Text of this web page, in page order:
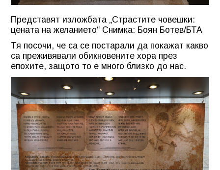
Представят изложбата „Страстите човешки:
цената на желанието“ Снимка: Боян Ботев/БТА
Тя посочи, че са се постарали да покажат какво
са преживявали обикновените хора през
епохите, защото то е много близко до нас.